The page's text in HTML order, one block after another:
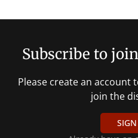
Subscribe to
Please create an account
join the